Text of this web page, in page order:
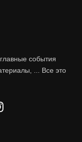
события
... Все это